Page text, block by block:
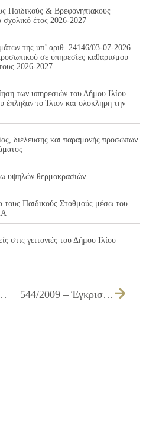
Παιδικούς & Βρεφονηπιακούς
σχολικό έτος 2026-2027
της υπ’ αριθ. 24146/03-07-2026
σε υπηρεσίες καθαρισμού
2026-2027
των υπηρεσιών του Δήμου Ιλίου
έπληξαν το Ίλιον και ολόκληρη την
διέλευσης και παραμονής προσώπων
υψηλών θερμοκρασιών
τους Παιδικούς Σταθμούς μέσω του
στις γειτονιές του Δήμου Ιλίου
Υπηρεσίας του Δήμου Ιλίου (Μονάδα Δημοτικών Ιατρείων) 544/2009 – Έγκριση Κανονισμού Καθαριότητας του Δήμου